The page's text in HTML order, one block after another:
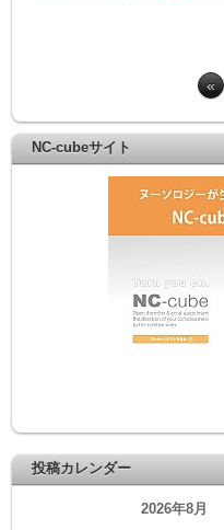
«
NC-cubeサイト
投稿カレンダー
2026年8月